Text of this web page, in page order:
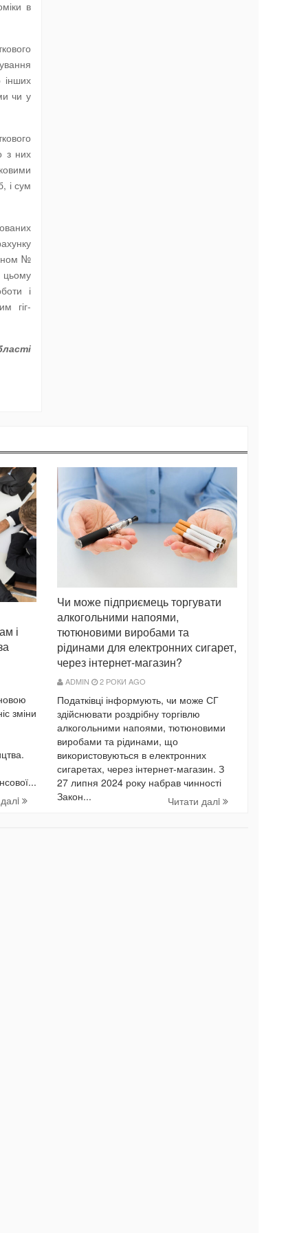
в
інших
чи у
з них
і сум
№
цьому
і
гіг-
і
зміни
Чи може підприємець торгувати
алкогольними напоями,
тютюновими виробами та
рідинами для електронних сигарет,
через інтернет-магазин?
ADMIN 2 РОКИ AGO
Податківці інформують, чи може СГ
здійснювати роздрібну торгівлю
алкогольними напоями, тютюновими
виробами та рідинами, що
використовуються в електронних
сигаретах, через інтернет-магазин. З
27 липня 2024 року набрав чинності
Закон...
Читати далi